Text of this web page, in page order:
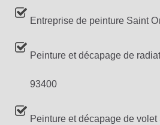
Entreprise de peinture Saint
Peinture et décapage de
93400
Peinture et décapage de volet